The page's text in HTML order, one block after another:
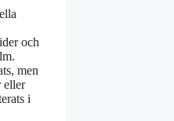
och
men
eller
i